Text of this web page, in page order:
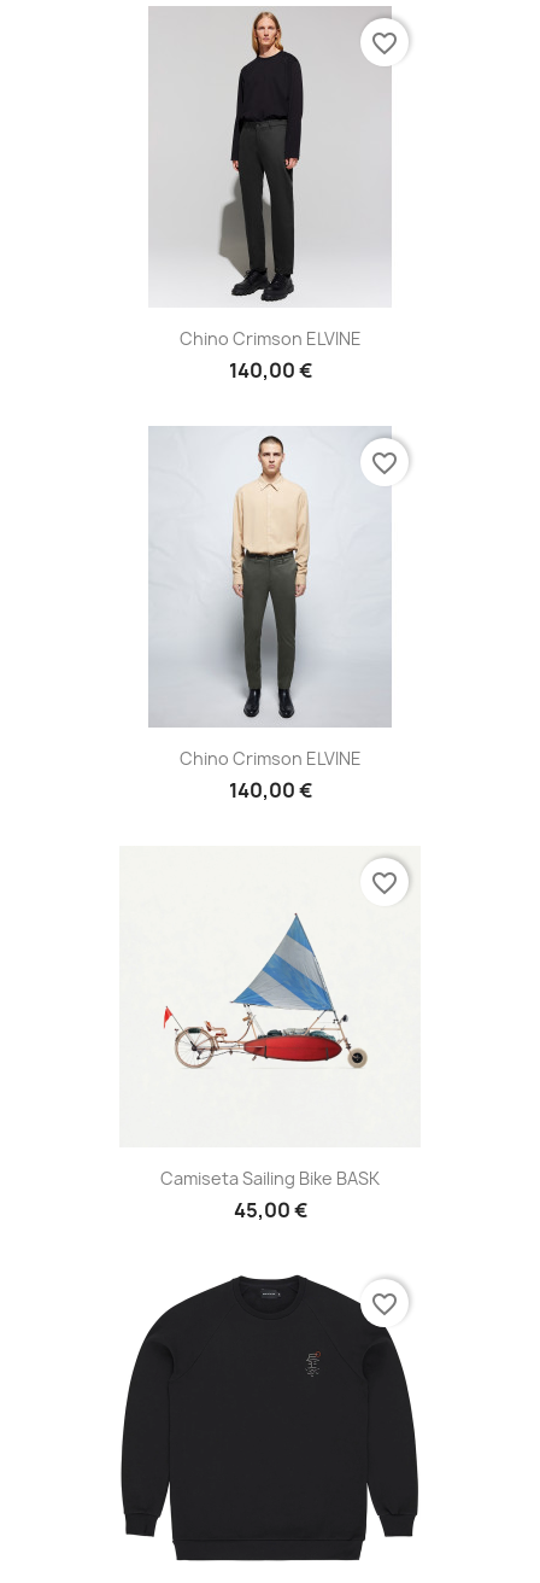
Chino Crimson ELVINE
140,00 €
favorite_border
Chino Crimson ELVINE
140,00 €
favorite_border
Camiseta Sailing Bike BASK
45,00 €
favorite_border
favorite_border